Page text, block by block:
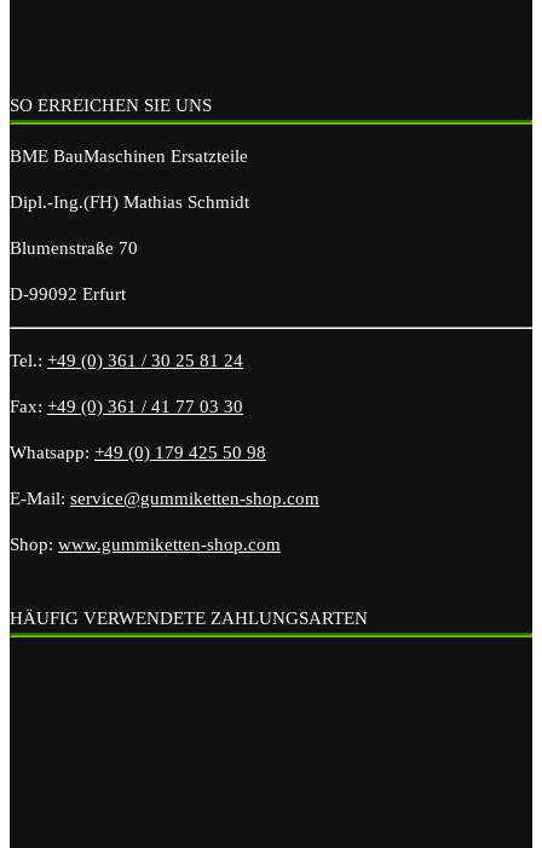
SO ERREICHEN SIE UNS
BME BauMaschinen Ersatzteile
Dipl.-Ing.(FH) Mathias Schmidt
Blumenstraße 70
D-99092 Erfurt
Tel.: +49 (0) 361 / 30 25 81 24
Fax: +49 (0) 361 / 41 77 03 30
Whatsapp: +49 (0) 179 425 50 98
E-Mail: service@gummiketten-shop.com
Shop: www.gummiketten-shop.com
HÄUFIG VERWENDETE ZAHLUNGSARTEN